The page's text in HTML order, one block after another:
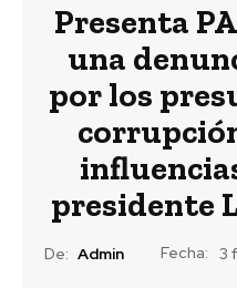
Presenta
una
por los
presidente
De: Admin Fecha: 3